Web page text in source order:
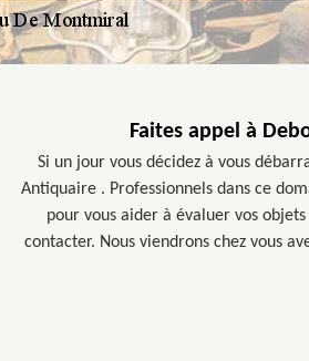
Faites appel à
Si un jour vous décidez à vous
Antiquaire . Professionnels dans ce
pour vous aider à évaluer vos
contacter. Nous viendrons chez vous